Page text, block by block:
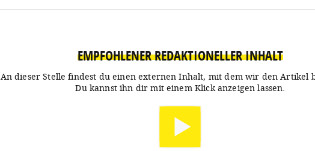
EMPFOHLENER REDAKTIONELLER INHALT
An dieser Stelle findest du einen externen Inhalt, mit dem wir den Artikel
Du kannst ihn dir mit einem Klick anzeigen lassen.